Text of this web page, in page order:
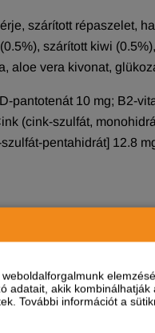
adatait, akik kombinálhatják
További információt a
szárított répaszelet,
szárított kiwi
aloe vera kivonat,
pantotenát 10 mg; B2-
(cink-szulfát,
pentahidrát] 12.8
0.90%; Foszfor